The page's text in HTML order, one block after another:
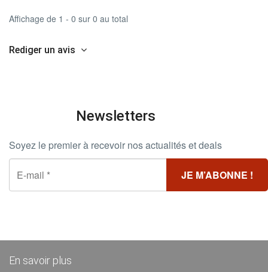
Affichage de 1 - 0 sur 0 au total
Rediger un avis
Newsletters
Soyez le premier à recevoir nos actualités et deals
En savoir plus